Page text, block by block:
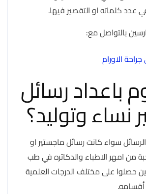
عدد كلماته او التقصير فيها.
بالتواصل مع:
الاورام
باعداد رسائل
نساء وتوليد؟
سواء كانت رسائل ماجستير او
من امهر الاطباء والدكاتره في طب
حصلوا على مختلف الدرجات العلمية